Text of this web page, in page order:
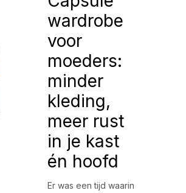
wardrobe
voor
moeders:
minder
kleding,
meer rust
in je kast
én hoofd
Er was een tijd waarin